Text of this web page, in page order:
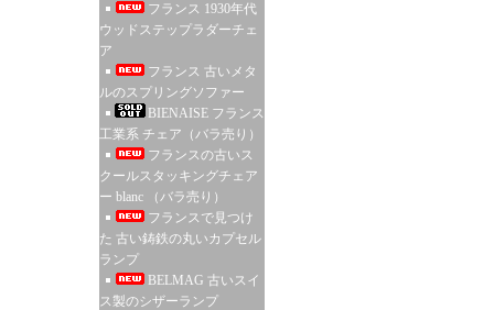
フランス 1930年代
ウッドステップラダーチェ
ア
フランス 古いメタ
ルのスプリングソファー
BIENAISE フランス
工業系 チェア（バラ売り）
フランスの古いス
クールスタッキングチェア
ー blanc （バラ売り）
フランスで見つけ
た 古い鋳鉄の丸いカプセル
ランプ
BELMAG 古いスイ
ス製のシザーランプ